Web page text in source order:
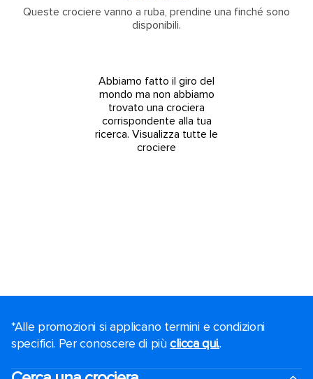
Queste crociere vanno a ruba, prendine una finché sono
disponibili.
Abbiamo fatto il giro del
mondo ma non abbiamo
trovato una crociera
corrispondente alla tua
ricerca. Visualizza tutte le
crociere
*Alle promozioni si applicano termini e condizioni
specifici. Per conoscere di piùclicca qui..